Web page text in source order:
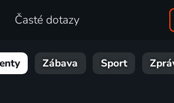
Časté dotazy
Zábava Sport